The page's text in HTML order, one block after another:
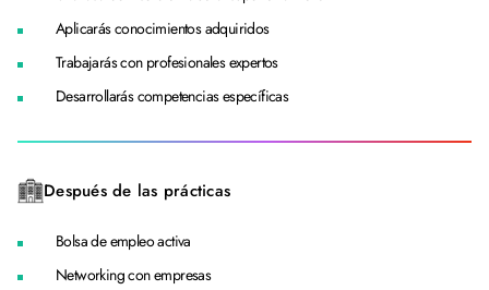
Aplicarás conocimientos adquiridos
Trabajarás con profesionales expertos
Desarrollarás competencias específicas
Después de las prácticas
Bolsa de empleo activa
Networking con empresas